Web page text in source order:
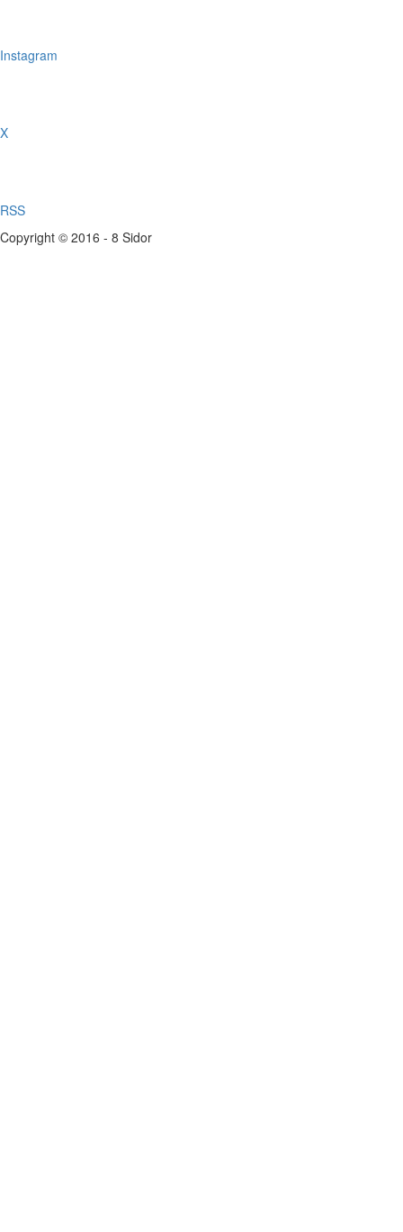
Instagram
X
RSS
Copyright © 2016 - 8 Sidor